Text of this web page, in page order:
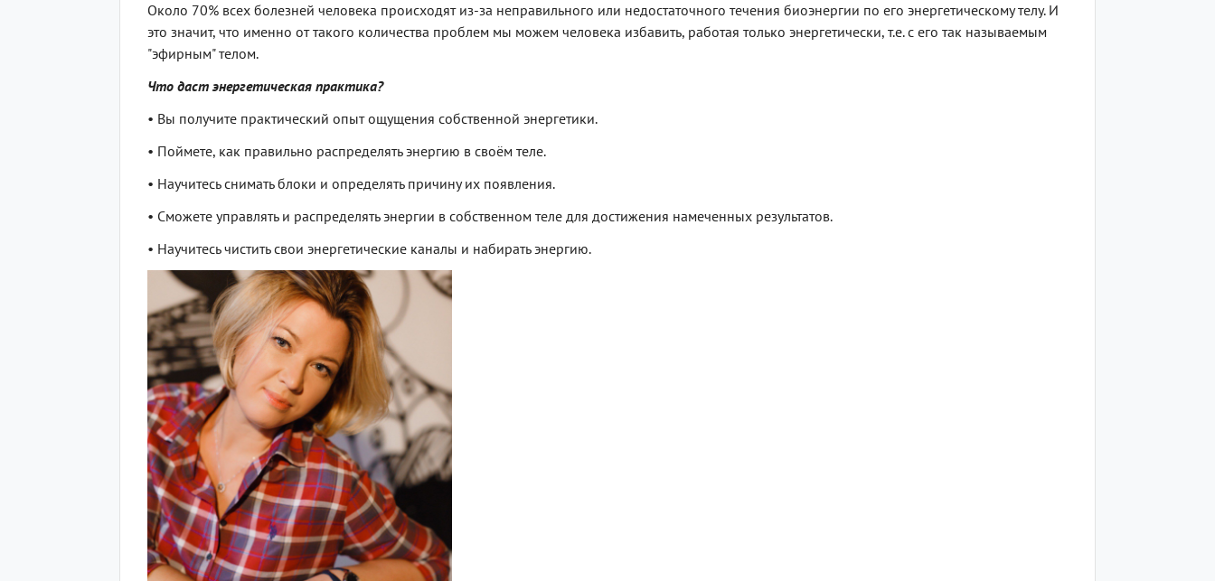
Около 70% всех болезней человека происходят из-за неправильного или недостаточного течения биоэнергии по его энергетическому телу. И
это значит, что именно от такого количества проблем мы можем человека избавить, работая только энергетически, т.е. с его так называемым
"эфирным" телом.
Что даст энергетическая практика?
• Вы получите практический опыт ощущения собственной энергетики.
• Поймете, как правильно распределять энергию в своём теле.
• Научитесь снимать блоки и определять причину их появления.
• Сможете управлять и распределять энергии в собственном теле для достижения намеченных результатов.
• Научитесь чистить свои энергетические каналы и набирать энергию.